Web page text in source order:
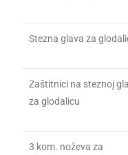
Stezna glava za
Zaštitnici na steznoj
za glodalicu
3 kom. noževa za